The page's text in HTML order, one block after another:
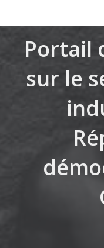
Portail
sur le